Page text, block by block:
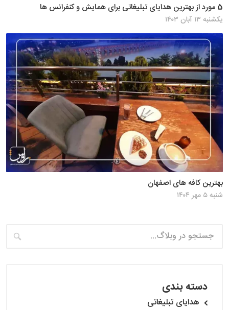
دسته بندی
هدایای تبلیغاتی
5 مورد از بهترین هدایای تبلیغاتی برای همایش و کنفرانس ها
یکشنبه ۱۳ آبان ۱۴۰۳
بهترین کافه های اصفهان
شنبه ۵ مهر ۱۴۰۴